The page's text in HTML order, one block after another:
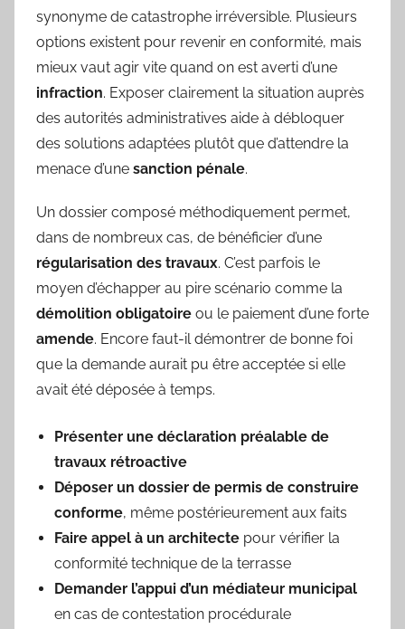
synonyme de catastrophe irréversible. Plusieurs
options existent pour revenir en conformité, mais
mieux vaut agir vite quand on est averti d’une
infraction. Exposer clairement la situation auprès
des autorités administratives aide à débloquer
des solutions adaptées plutôt que d’attendre la
menace d’une sanction pénale.
Un dossier composé méthodiquement permet,
dans de nombreux cas, de bénéficier d’une
régularisation des travaux. C’est parfois le
moyen d’échapper au pire scénario comme la
démolition obligatoire ou le paiement d’une forte
amende. Encore faut-il démontrer de bonne foi
que la demande aurait pu être acceptée si elle
avait été déposée à temps.
Présenter une déclaration préalable de
travaux rétroactive
Déposer un dossier de permis de construire
conforme, même postérieurement aux faits
Faire appel à un architecte pour vérifier la
conformité technique de la terrasse
Demander l’appui d’un médiateur municipal
en cas de contestation procédurale